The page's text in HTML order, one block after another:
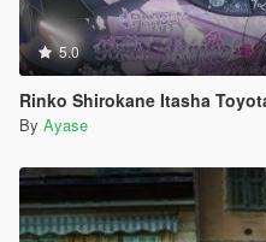
5.0
Rinko Shirokane Itasha
By Ayase